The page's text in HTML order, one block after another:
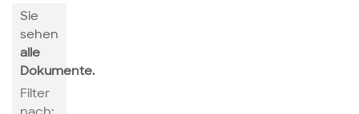
Sie
sehen
alle
Dokumente.
Filter